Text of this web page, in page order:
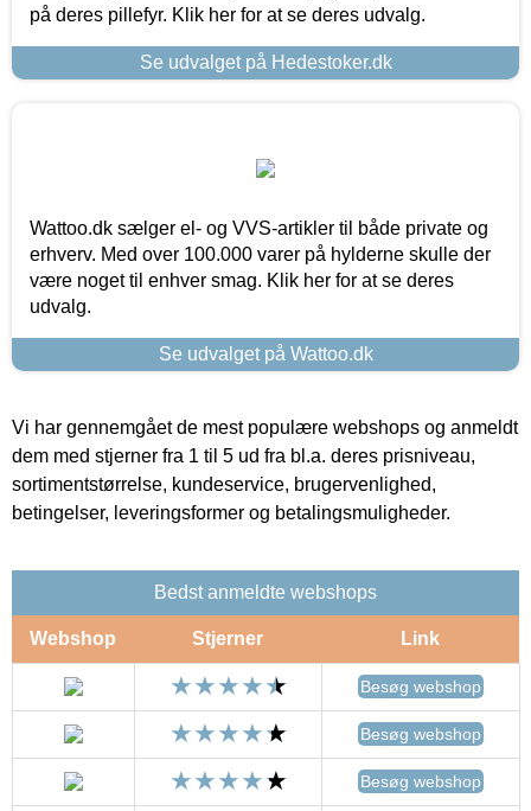
på deres pillefyr. Klik her for at se deres udvalg.
Se udvalget på Hedestoker.dk
Wattoo.dk sælger el- og VVS-artikler til både private og
erhverv. Med over 100.000 varer på hylderne skulle der
være noget til enhver smag. Klik her for at se deres
udvalg.
Se udvalget på Wattoo.dk
Vi har gennemgået de mest populære webshops og anmeldt
dem med stjerner fra 1 til 5 ud fra bl.a. deres prisniveau,
sortimentstørrelse, kundeservice, brugervenlighed,
betingelser, leveringsformer og betalingsmuligheder.
Bedst anmeldte webshops
Webshop Stjerner Link
Besøg webshop
Besøg webshop
Besøg webshop